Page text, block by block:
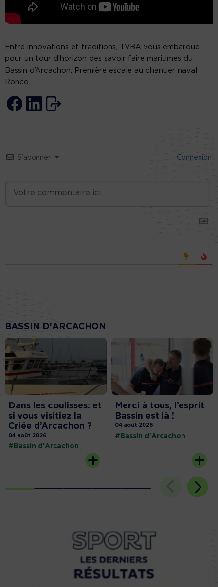
Entre innovations et traditions, TVBA vous embarque
pour un tour d’horizon des savoir faire maritimes du
Bassin d’Arcachon. Première escale au chantier naval
Ronco.
S’abonner Connexion
BASSIN D'ARCACHON
Dans les coulisses: et
si vous visitiez la
Criée d’Arcachon ?
04 août 2026
#Bassin d'Arcachon
Merci à tous, l’esprit
Bassin est là !
04 août 2026
#Bassin d'Arcachon